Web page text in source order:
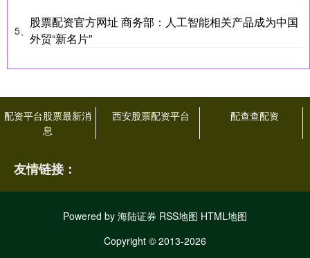
5、
股票配资官方网址 商务部：人工智能相关产品成为中国
外贸“新名片”
配资平台股票最新消
息
西安股票配资平台 配查查配资
友情链接：
Powered by 海陆证券 RSS地图 HTML地图
Copyright © 2013-2026